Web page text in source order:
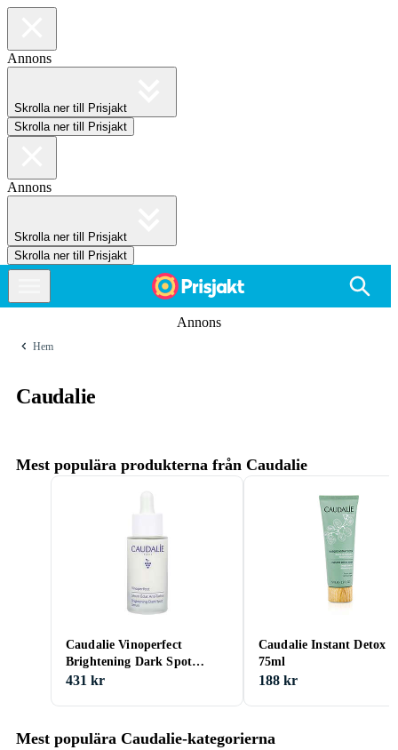
Annons
Skrolla ner till Prisjakt
Skrolla ner till Prisjakt
Annons
Skrolla ner till Prisjakt
Skrolla ner till Prisjakt
Annons
Hem
Caudalie
Mest populära produkterna från Caudalie
Caudalie Vinoperfect
Brightening Dark Spot
Serum 30ml
431 kr
Caudalie Instant Detox
75ml
188 kr
Mest populära Caudalie-kategorierna